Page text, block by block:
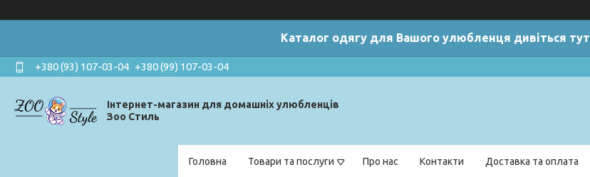
Каталог одягу для Вашого улюбленця дивіться тут
+380 (93) 107-03-04 +380 (99) 107-03-04
Інтернет-магазин для домашніх улюбленців
Зоо Стиль
Головна Товари та послуги Про нас Контакти Доставка та оплата